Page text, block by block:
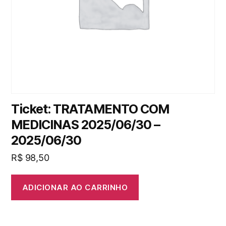
Ticket: TRATAMENTO COM
MEDICINAS 2025/06/30 –
2025/06/30
R$98,50
ADICIONAR AO CARRINHO